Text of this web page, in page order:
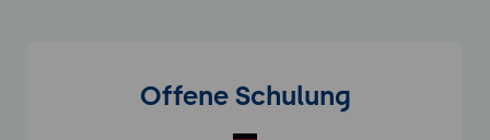
Offene Schulung